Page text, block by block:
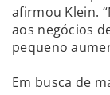
afirmou Klein.
aos negócios
pequeno
Em busca de